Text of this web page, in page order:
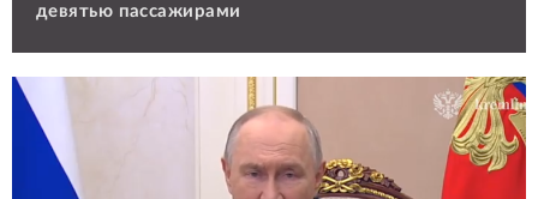
девятью пассажирами